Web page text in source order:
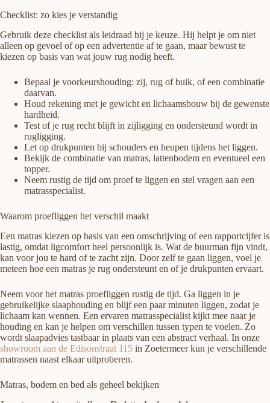
Checklist: zo kies je verstandig
Gebruik deze checklist als leidraad bij je keuze. Hij helpt je om niet
alleen op gevoel of op een advertentie af te gaan, maar bewust te
kiezen op basis van wat jouw rug nodig heeft.
Bepaal je voorkeurshouding: zij, rug of buik, of een combinatie
daarvan.
Houd rekening met je gewicht en lichaamsbouw bij de gewenste
hardheid.
Test of je rug recht blijft in zijligging en ondersteund wordt in
rugligging.
Let op drukpunten bij schouders en heupen tijdens het liggen.
Bekijk de combinatie van matras, lattenbodem en eventueel een
topper.
Neem rustig de tijd om proef te liggen en stel vragen aan een
matrasspecialist.
Waarom proefliggen het verschil maakt
Een matras kiezen op basis van een omschrijving of een rapportcijfer is
lastig, omdat ligcomfort heel persoonlijk is. Wat de buurman fijn vindt,
kan voor jou te hard of te zacht zijn. Door zelf te gaan liggen, voel je
meteen hoe een matras je rug ondersteunt en of je drukpunten ervaart.
Neem voor het matras proefliggen rustig de tijd. Ga liggen in je
gebruikelijke slaaphouding en blijf een paar minuten liggen, zodat je
lichaam kan wennen. Een ervaren matrasspecialist kijkt mee naar je
houding en kan je helpen om verschillen tussen typen te voelen. Zo
wordt slaapadvies tastbaar in plaats van een abstract verhaal. In onze
showroom aan de Edisonstraat 115 in Zoetermeer kun je verschillende
matrassen naast elkaar uitproberen.
Matras, bodem en bed als geheel bekijken